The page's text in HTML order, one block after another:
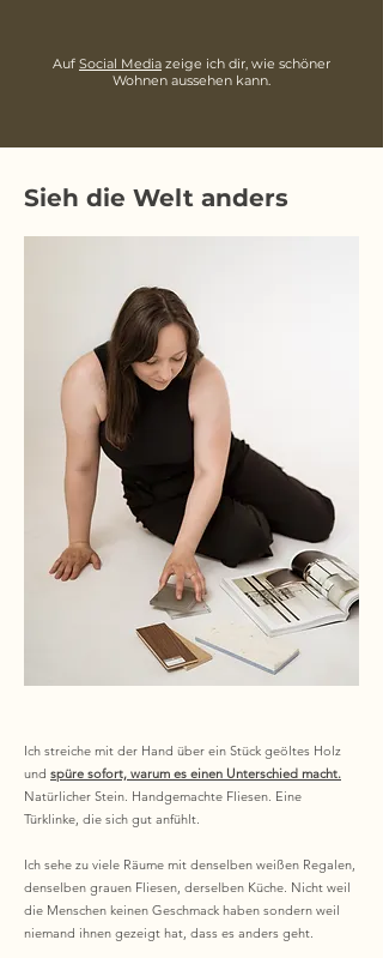
Auf Social Media zeige ich dir, wie schöner
Wohnen aussehen kann.
Sieh die Welt anders
Ich streiche mit der Hand über ein Stück geöltes Holz
und spüre sofort, warum es einen Unterschied macht.
Natürlicher Stein. Handgemachte Fliesen. Eine
Türklinke, die sich gut anfühlt.
Ich sehe zu viele Räume mit denselben weißen Regalen,
denselben grauen Fliesen, derselben Küche. Nicht weil
die Menschen keinen Geschmack haben sondern weil
niemand ihnen gezeigt hat, dass es anders geht.